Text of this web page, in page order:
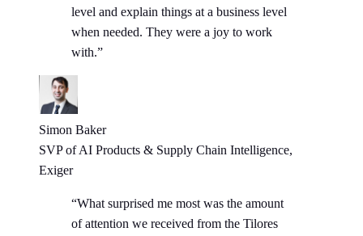
level and explain things at a business level
when needed. They were a joy to work
with.”
Simon Baker
SVP of AI Products & Supply Chain Intelligence,
Exiger
“What surprised me most was the amount
of attention we received from the Tilores